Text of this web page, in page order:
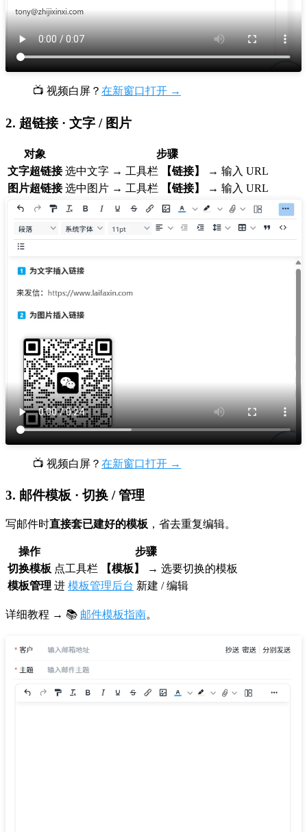
📺 视频白屏？ 在新窗口打开 →
2. 超链接 · 文字 / 图片
对象
步骤
文字超链接 选中文字 → 工具栏 【链接】
→ 输入 URL
图片超链接 选中图片 → 工具栏 【链接】 → 输入 URL
📺 视频白屏？ 在新窗口打开 →
3. 邮件模板 · 切换 / 管理
写邮件时直接套已建好的模板 ，省去重复编辑。
操作
步骤
切换模板 点工具栏 【模板】
→ 选要切换的模板
模板管理 进 模板管理后台 新建 / 编辑
详细教程 → 📚 邮件模板指南。